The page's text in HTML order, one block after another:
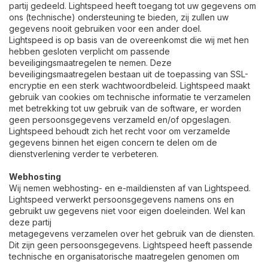
partij gedeeld. Lightspeed heeft toegang tot uw gegevens om
ons (technische) ondersteuning te bieden, zij zullen uw
gegevens nooit gebruiken voor een ander doel.
Lightspeed is op basis van de overeenkomst die wij met hen
hebben gesloten verplicht om passende
beveiligingsmaatregelen te nemen. Deze
beveiligingsmaatregelen bestaan uit de toepassing van SSL-
encryptie en een sterk wachtwoordbeleid. Lightspeed maakt
gebruik van cookies om technische informatie te verzamelen
met betrekking tot uw gebruik van de software, er worden
geen persoonsgegevens verzameld en/of opgeslagen.
Lightspeed behoudt zich het recht voor om verzamelde
gegevens binnen het eigen concern te delen om de
dienstverlening verder te verbeteren.
Webhosting
Wij nemen webhosting- en e-maildiensten af van Lightspeed.
Lightspeed verwerkt persoonsgegevens namens ons en
gebruikt uw gegevens niet voor eigen doeleinden. Wel kan
deze partij
metagegevens verzamelen over het gebruik van de diensten.
Dit zijn geen persoonsgegevens. Lightspeed heeft passende
technische en organisatorische maatregelen genomen om